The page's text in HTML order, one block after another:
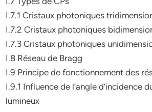
I.7.1 Cristaux photoniques
I.7.2 Cristaux photoniques
I.7.3 Cristaux photoniques
I.8 Réseau de Bragg
I.9 Principe de fonctionnement des
I.9.1 Influence de l’angle d’incidence
lumineux